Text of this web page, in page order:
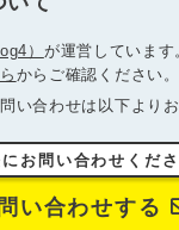
） が運営していま
からご確認ください。
い合わせは以下よりお
お問い合わせくださ
い合わせする